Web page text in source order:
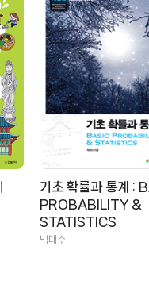
기초 확률과 통계 :
PROBABILITY &
STATISTICS
박대수